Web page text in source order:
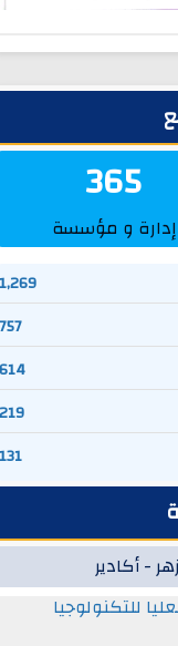
365
إدارة و مؤسسة
1,269
757
614
219
131
- أكادير
للتكنولوجيا